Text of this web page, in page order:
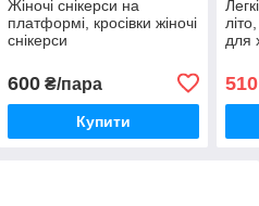
Жіночі снікерси на
платформі, кросівки жіночі
снікерси
600₴/пара
Купити
для
510